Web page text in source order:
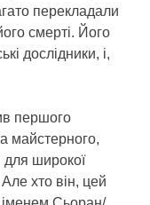
перекладали
смерті. Його
дослідники, і,
першого
майстерного,
широкої
хто він, цей